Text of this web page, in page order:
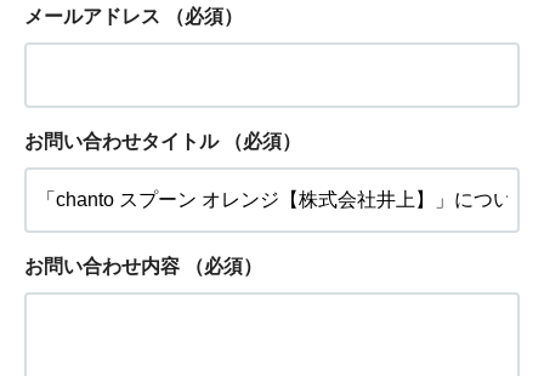
メールアドレス （必須）
お問い合わせタイトル （必須）
お問い合わせ内容 （必須）